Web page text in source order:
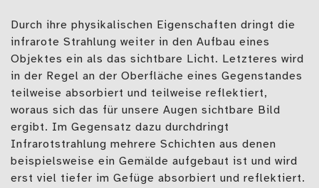
Durch ihre physikalischen Eigenschaften dringt die
infrarote Strahlung weiter in den Aufbau eines
Objektes ein als das sichtbare Licht. Letzteres wird
in der Regel an der Oberfläche eines Gegenstandes
teilweise absorbiert und teilweise reflektiert,
woraus sich das für unsere Augen sichtbare Bild
ergibt. Im Gegensatz dazu durchdringt
Infrarotstrahlung mehrere Schichten aus denen
beispielsweise ein Gemälde aufgebaut ist und wird
erst viel tiefer im Gefüge absorbiert und reflektiert.